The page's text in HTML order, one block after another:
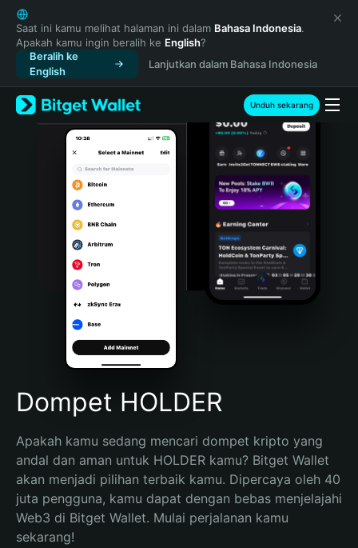
English
日本語
Tiếng Việt
Русский
Español (Latinoamérica)
Türkçe
Italiano
Português (Portugal)
Bahasa Indonesia
Português (Brasil)
Español (Argentina)
Saat ini kamu melihat halaman ini dalam Bahasa Indonesia.
Apakah kamu ingin beralih ke English?
Beralih ke
English
Lanjutkan dalam Bahasa Indonesia
Unduh sekarang
Dompet HOLDER
Apakah kamu sedang mencari dompet kripto yang
andal dan aman untuk HOLDER kamu? Bitget Wallet
akan menjadi pilihan terbaik kamu. Dipercaya oleh 40
juta pengguna, kamu dapat dengan bebas menjelajahi
Web3 di Bitget Wallet. Mulai perjalanan kamu
sekarang!